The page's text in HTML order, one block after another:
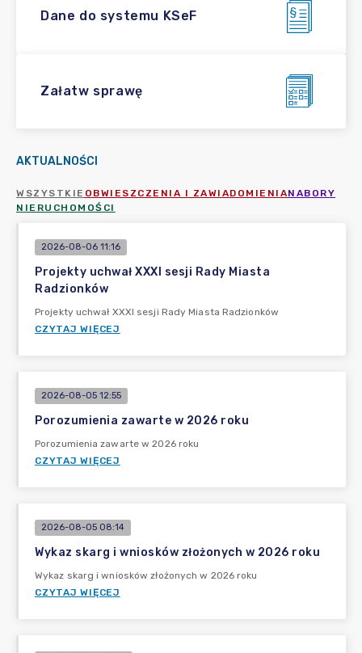
Dane do systemu KSeF
Załatw sprawę
AKTUALNOŚCI
WSZYSTKIE OBWIESZCZENIA I ZAWIADOMIENIANABORY
NIERUCHOMOŚCI
2026-08-06 11:16
Projekty uchwał XXXI sesji Rady Miasta
Radzionków
Projekty uchwał XXXI sesji Rady Miasta Radzionków
CZYTAJ WIĘCEJ
2026-08-05 12:55
Porozumienia zawarte w 2026 roku
Porozumienia zawarte w 2026 roku
CZYTAJ WIĘCEJ
2026-08-05 08:14
Wykaz skarg i wniosków złożonych w 2026 roku
Wykaz skarg i wniosków złożonych w 2026 roku
CZYTAJ WIĘCEJ